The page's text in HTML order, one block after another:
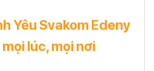
Yêu Svakom Edeny
lúc, mọi nơi